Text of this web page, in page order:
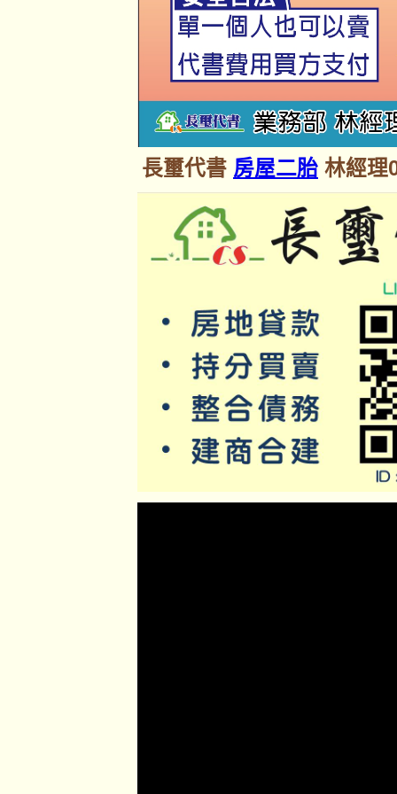
長璽代書 房屋二胎 林經理